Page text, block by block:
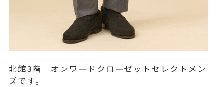
北館3階 オンワードクローゼットセレクトメン
ズです。